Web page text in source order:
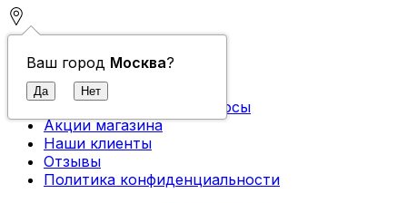
Ваш город Москва?
Контакты
О компании
Доставка и оплата
Часто задаваемые вопросы
Акции магазина
Наши клиенты
Отзывы
Политика конфиденциальности